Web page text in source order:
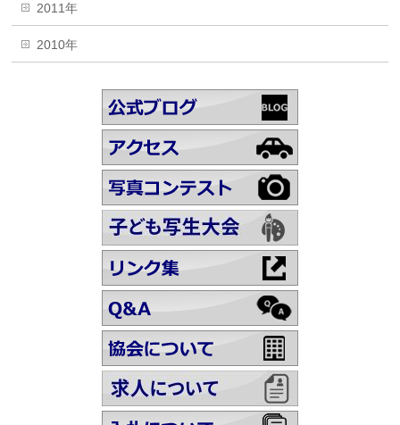
2011年
2010年